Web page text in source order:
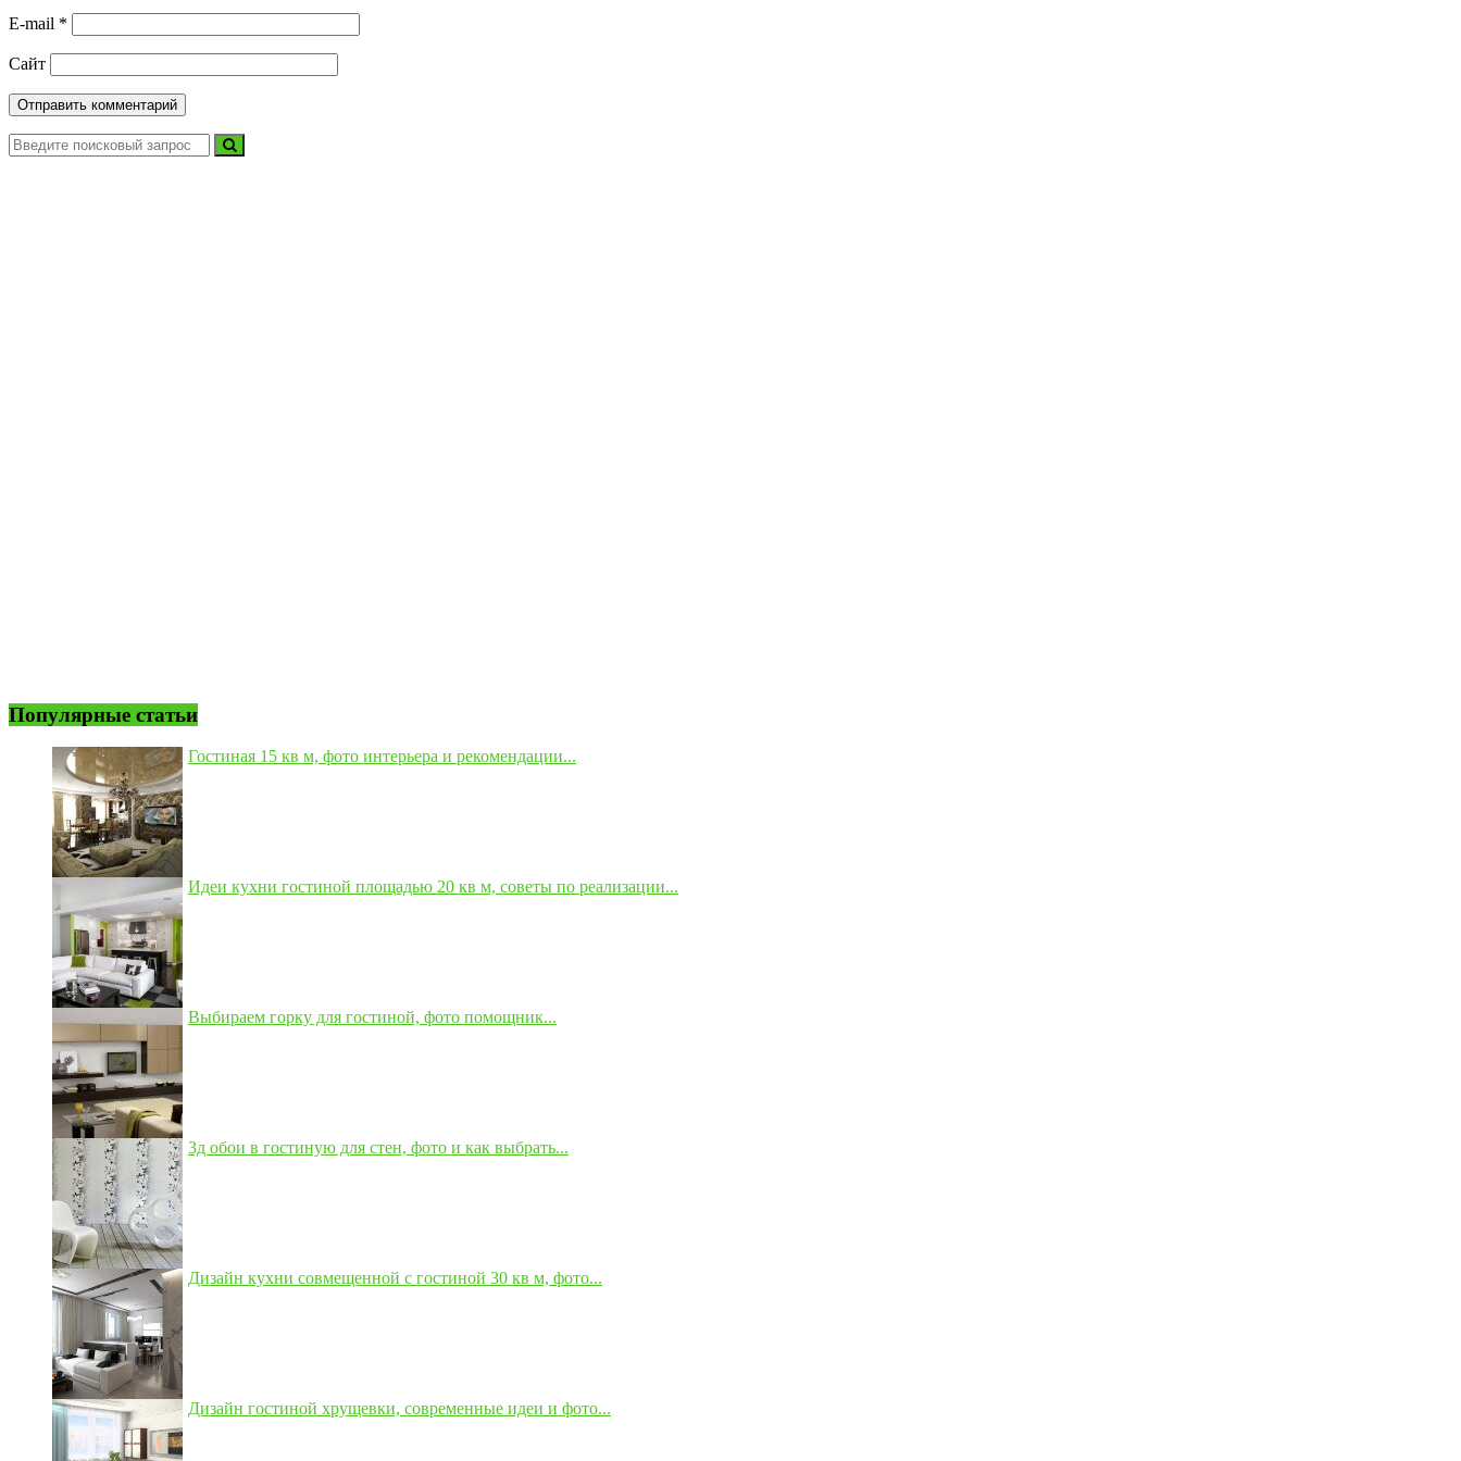
E-mail *
Сайт
Популярные статьи
Гостиная 15 кв м, фото интерьера и рекомендации...
Идеи кухни гостиной площадью 20 кв м, советы по реализации...
Выбираем горку для гостиной, фото помощник...
3д обои в гостиную для стен, фото и как выбрать...
Дизайн кухни совмещенной с гостиной 30 кв м, фото...
Дизайн гостиной хрущевки, современные идеи и фото...